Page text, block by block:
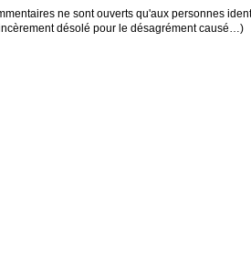
ne sont ouverts qu'aux personnes
désolé pour le désagrément causé…)